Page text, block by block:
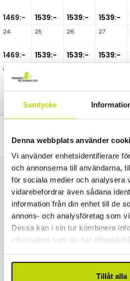
Samtycke
Denna webbplats använder
Vi använder enhetsidentifierare
och annonserna till användarna,
för sociala medier och analysera
vidarebefordrar även sådana
information från din enhet till de
annons- och analysföretag som
Dessa kan i sin tur kombinera
information som du har
Tillåt alla
1469:- 1539:- 1539:- 1539:-
24
1469:-
25
1539:-
26
1539:-
27
1539:-
31
Classic
Kontakta oss
040 611 6130
kontakt@risskov.se
Våra öppetider är:
Måndag - Fredag: 9 - 17